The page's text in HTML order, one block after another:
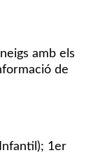
amb els
de
1er